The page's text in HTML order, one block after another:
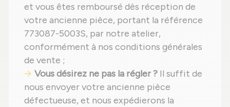
et vous êtes remboursé dès réception de
votre ancienne pièce, portant la référence
773087-5003S, par notre atelier,
conformément à nos conditions générales
de vente ;
Vous désirez ne pas la régler ? Il suffit de
nous envoyer votre ancienne pièce
défectueuse, et nous expédierons la